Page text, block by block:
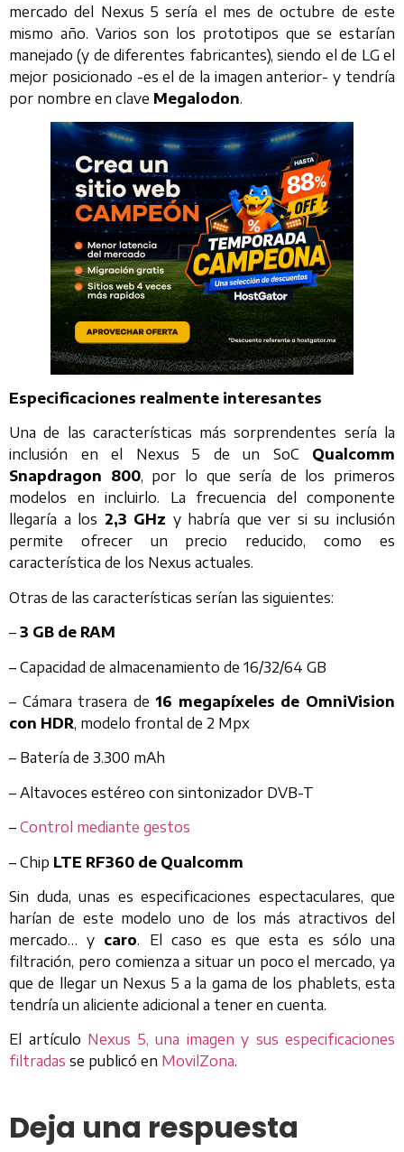
mercado del Nexus 5 sería el mes de octubre de este
mismo año. Varios son los prototipos que se estarían
manejado (y de diferentes fabricantes), siendo el de LG el
mejor posicionado -es el de la imagen anterior- y tendría
por nombre en clave Megalodon.
Especificaciones realmente interesantes
Una de las características más sorprendentes sería la
inclusión en el Nexus 5 de un SoC Qualcomm
Snapdragon 800, por lo que sería de los primeros
modelos en incluirlo. La frecuencia del componente
llegaría a los 2,3 GHz y habría que ver si su inclusión
permite ofrecer un precio reducido, como es
característica de los Nexus actuales.
Otras de las características serían las siguientes:
– 3 GB de RAM
– Capacidad de almacenamiento de 16/32/64 GB
– Cámara trasera de 16 megapíxeles de OmniVision
con HDR, modelo frontal de 2 Mpx
– Batería de 3.300 mAh
– Altavoces estéreo con sintonizador DVB-T
– Control mediante gestos
– Chip LTE RF360 de Qualcomm
Sin duda, unas es especificaciones espectaculares, que
harían de este modelo uno de los más atractivos del
mercado… y caro. El caso es que esta es sólo una
filtración, pero comienza a situar un poco el mercado, ya
que de llegar un Nexus 5 a la gama de los phablets, esta
tendría un aliciente adicional a tener en cuenta.
El artículo Nexus 5, una imagen y sus especificaciones
filtradas se publicó en MovilZona.
Deja una respuesta